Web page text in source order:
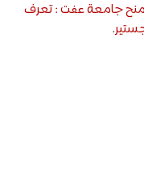
منح جامعة عفت : تعرف
.